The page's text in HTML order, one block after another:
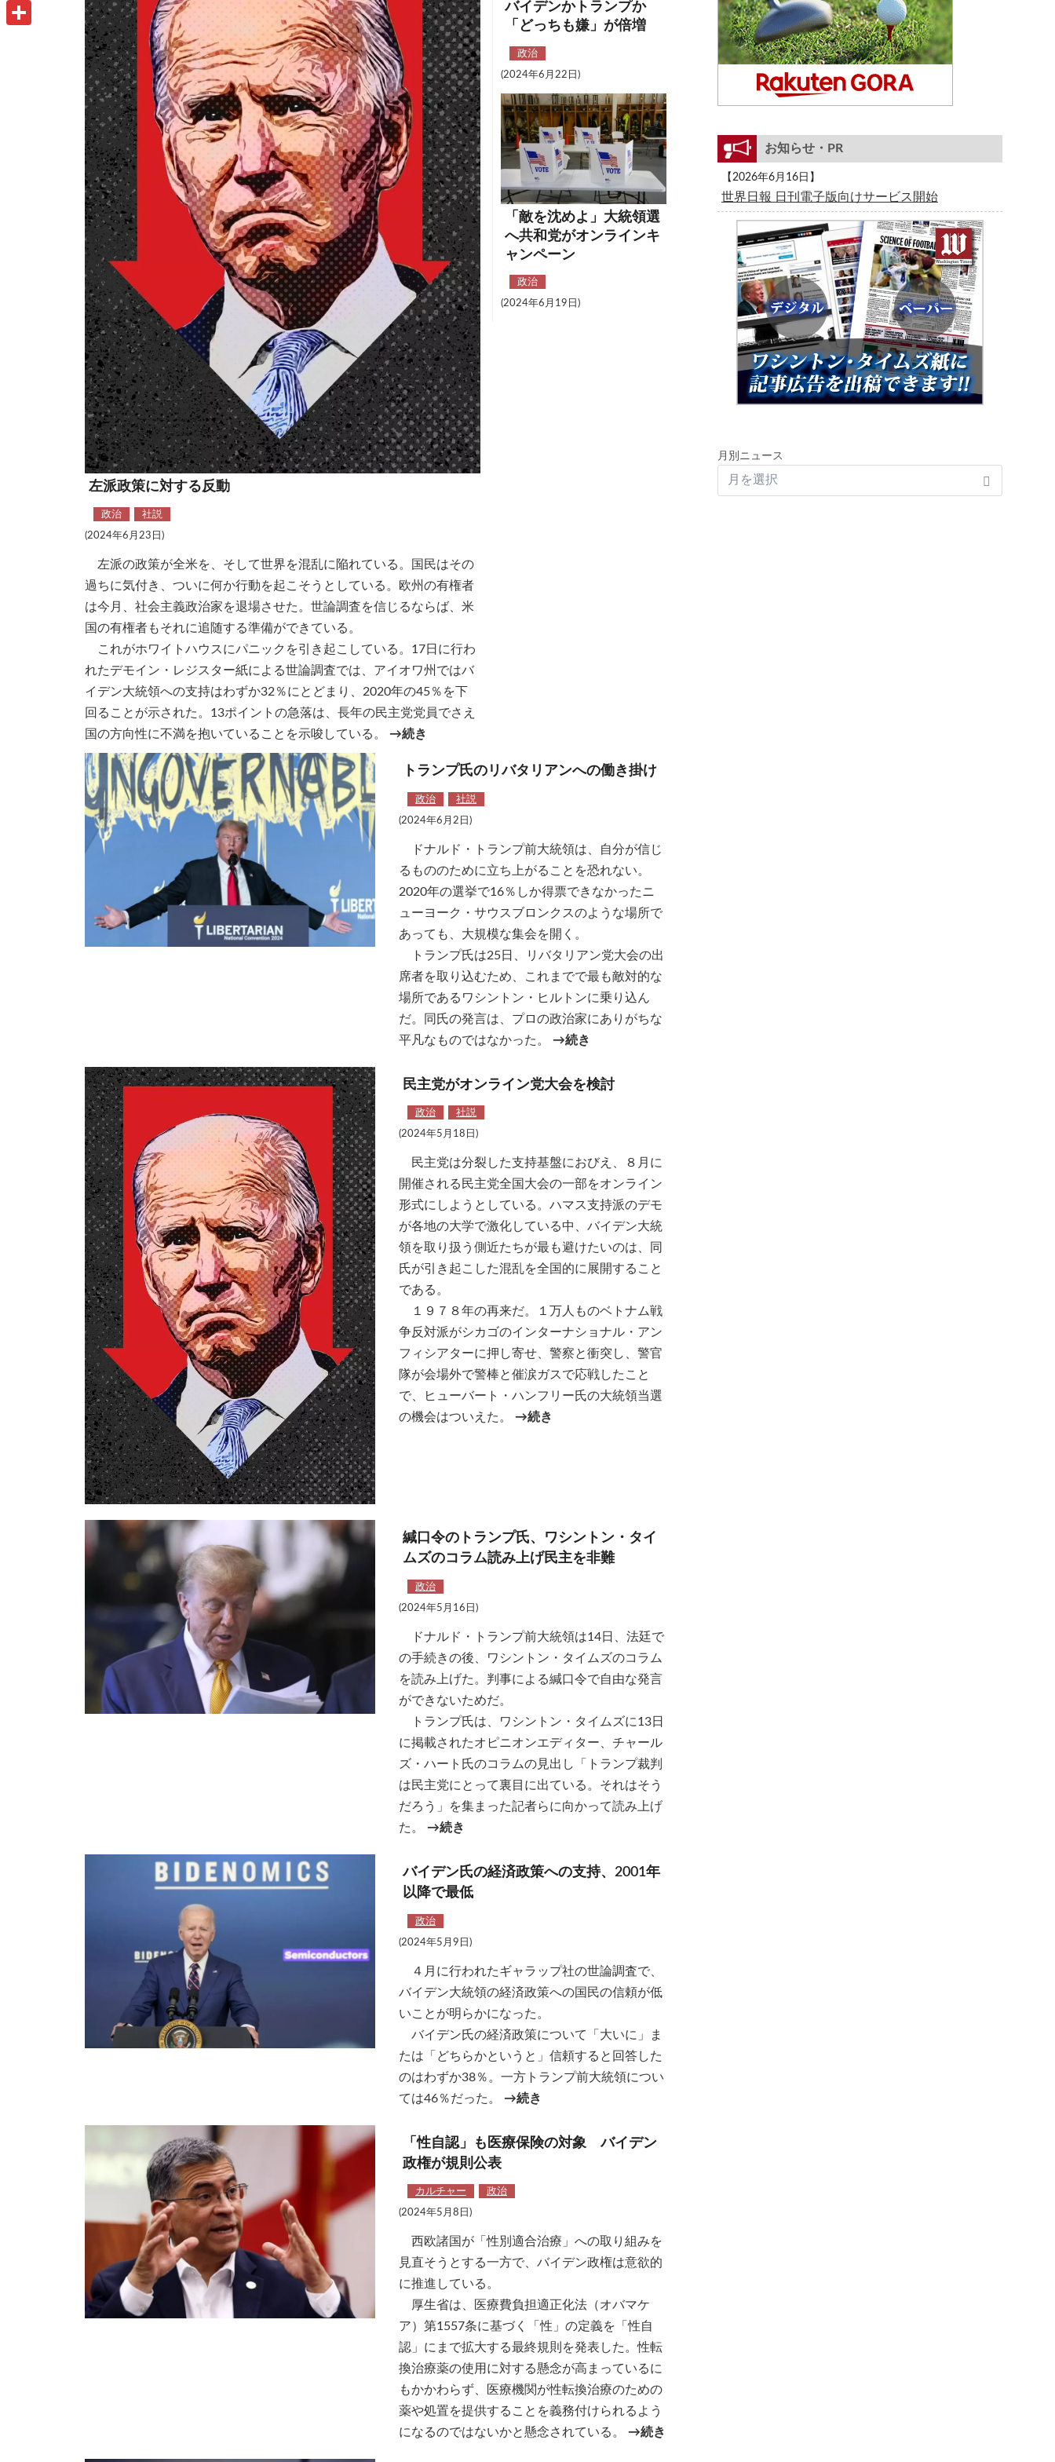
左派政策に対する反動
政治 社説
(2024年6月23日)
左派の政策が全米を、そして世界を混乱に陥れている。国民はその
過ちに気付き、ついに何か行動を起こそうとしている。欧州の有権者
は今月、社会主義政治家を退場させた。世論調査を信じるならば、米
国の有権者もそれに追随する準備ができている。
これがホワイトハウスにパニックを引き起こしている。17日に行わ
れたデモイン・レジスター紙による世論調査では、アイオワ州ではバ
イデン大統領への支持はわずか32％にとどまり、2020年の45％を下
回ることが示された。13ポイントの急落は、長年の民主党党員でさえ
国の方向性に不満を抱いていることを示唆している。→続き
バイデンかトランプか
「どっちも嫌」が倍増
政治
(2024年6月22日)
「敵を沈めよ」大統領選
へ共和党がオンラインキ
ャンペーン
政治
(2024年6月19日)
トランプ氏のリバタリアンへの働き掛け
政治 社説
(2024年6月2日)
ドナルド・トランプ前大統領は、自分が信じ
るもののために立ち上がることを恐れない。
2020年の選挙で16％しか得票できなかったニ
ューヨーク・サウスブロンクスのような場所で
あっても、大規模な集会を開く。
トランプ氏は25日、リバタリアン党大会の出
席者を取り込むため、これまでで最も敵対的な
場所であるワシントン・ヒルトンに乗り込ん
だ。同氏の発言は、プロの政治家にありがちな
平凡なものではなかった。→続き
民主党がオンライン党大会を検討
政治 社説
(2024年5月18日)
民主党は分裂した支持基盤におびえ、８月に
開催される民主党全国大会の一部をオンライン
形式にしようとしている。ハマス支持派のデモ
が各地の大学で激化している中、バイデン大統
領を取り扱う側近たちが最も避けたいのは、同
氏が引き起こした混乱を全国的に展開すること
である。
１９７８年の再来だ。１万人ものベトナム戦
争反対派がシカゴのインターナショナル・アン
フィシアターに押し寄せ、警察と衝突し、警官
隊が会場外で警棒と催涙ガスで応戦したこと
で、ヒューバート・ハンフリー氏の大統領当選
の機会はついえた。→続き
緘口令のトランプ氏、ワシントン・タイ
ムズのコラム読み上げ民主を非難
政治
(2024年5月16日)
ドナルド・トランプ前大統領は14日、法廷で
の手続きの後、ワシントン・タイムズのコラム
を読み上げた。判事による緘口令で自由な発言
ができないためだ。
トランプ氏は、ワシントン・タイムズに13日
に掲載されたオピニオンエディター、チャール
ズ・ハート氏のコラムの見出し「トランプ裁判
は民主党にとって裏目に出ている。それはそう
だろう」を集まった記者らに向かって読み上げ
た。→続き
バイデン氏の経済政策への支持、2001年
以降で最低
政治
(2024年5月9日)
４月に行われたギャラップ社の世論調査で、
バイデン大統領の経済政策への国民の信頼が低
いことが明らかになった。
バイデン氏の経済政策について「大いに」ま
たは「どちらかというと」信頼すると回答した
のはわずか38％。一方トランプ前大統領につい
ては46％だった。→続き
「性自認」も医療保険の対象 バイデン
政権が規則公表
カルチャー 政治
(2024年5月8日)
西欧諸国が「性別適合治療」への取り組みを
見直そうとする一方で、バイデン政権は意欲的
に推進している。
厚生省は、医療費負担適正化法（オバマケ
ア）第1557条に基づく「性」の定義を「性自
認」にまで拡大する最終規則を発表した。性転
換治療薬の使用に対する懸念が高まっているに
もかかわらず、医療機関が性転換治療のための
薬や処置を提供することを義務付けられるよう
になるのではないかと懸念されている。→続き
お知らせ・PR
【2026年6月16日】
世界日報 日刊電子版向けサービス開始
月別ニュース
o
t
P